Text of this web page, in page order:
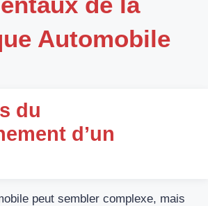
Automobile
du
d’un
peut sembler complexe, mais